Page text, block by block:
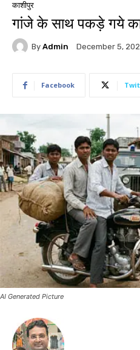
काशीपुर
गांजे के साथ पकड़े गये
By Admin December 5,
Facebook
AI Generated Picture